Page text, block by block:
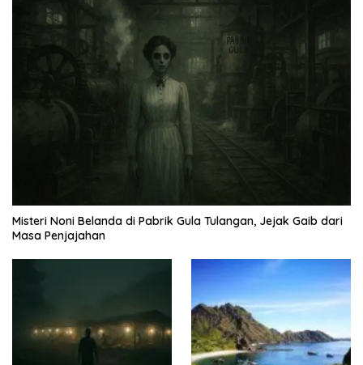
Misteri Noni Belanda di Pabrik Gula Tulangan, Jejak Gaib dari
Masa Penjajahan